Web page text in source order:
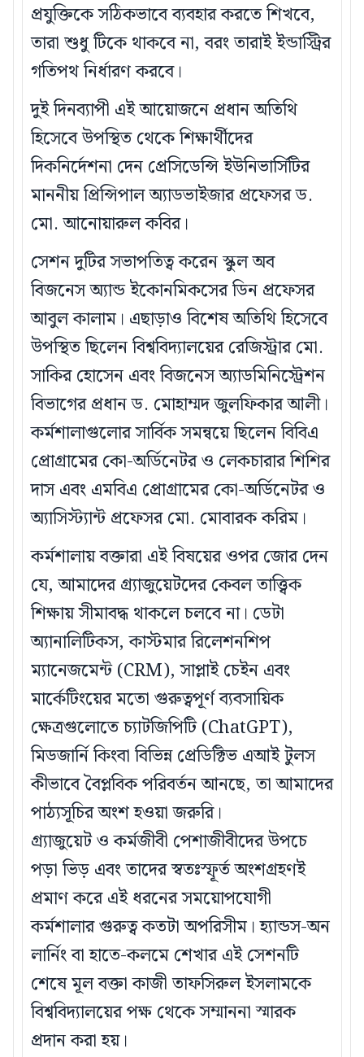
প্রযুক্তিকে সঠিকভাবে ব্যবহার করতে শিখবে,
তারা শুধু টিকে থাকবে না, বরং তারাই ইন্ডাস্ট্রির
গতিপথ নির্ধারণ করবে।
দুই দিনব্যাপী এই আয়োজনে প্রধান অতিথি
হিসেবে উপস্থিত থেকে শিক্ষার্থীদের
দিকনির্দেশনা দেন প্রেসিডেন্সি ইউনিভার্সিটির
মাননীয় প্রিন্সিপাল অ্যাডভাইজার প্রফেসর ড.
মো. আনোয়ারুল কবির।
সেশন দুটির সভাপতিত্ব করেন স্কুল অব
বিজনেস অ্যান্ড ইকোনমিকসের ডিন প্রফেসর
আবুল কালাম। এছাড়াও বিশেষ অতিথি হিসেবে
উপস্থিত ছিলেন বিশ্ববিদ্যালয়ের রেজিস্ট্রার মো.
সাকির হোসেন এবং বিজনেস অ্যাডমিনিস্ট্রেশন
বিভাগের প্রধান ড. মোহাম্মদ জুলফিকার আলী।
কর্মশালাগুলোর সার্বিক সমন্বয়ে ছিলেন বিবিএ
প্রোগ্রামের কো-অর্ডিনেটর ও লেকচারার শিশির
দাস এবং এমবিএ প্রোগ্রামের কো-অর্ডিনেটর ও
অ্যাসিস্ট্যান্ট প্রফেসর মো. মোবারক করিম।
কর্মশালায় বক্তারা এই বিষয়ের ওপর জোর দেন
যে, আমাদের গ্র্যাজুয়েটদের কেবল তাত্ত্বিক
শিক্ষায় সীমাবদ্ধ থাকলে চলবে না। ডেটা
অ্যানালিটিকস, কাস্টমার রিলেশনশিপ
ম্যানেজমেন্ট (CRM), সাপ্লাই চেইন এবং
মার্কেটিংয়ের মতো গুরুত্বপূর্ণ ব্যবসায়িক
ক্ষেত্রগুলোতে চ্যাটজিপিটি (ChatGPT),
মিডজার্নি কিংবা বিভিন্ন প্রেডিক্টিভ এআই টুলস
কীভাবে বৈপ্লবিক পরিবর্তন আনছে, তা আমাদের
পাঠ্যসূচির অংশ হওয়া জরুরি।
গ্র্যাজুয়েট ও কর্মজীবী পেশাজীবীদের উপচে
পড়া ভিড় এবং তাদের স্বতঃস্ফূর্ত অংশগ্রহণই
প্রমাণ করে এই ধরনের সময়োপযোগী
কর্মশালার গুরুত্ব কতটা অপরিসীম। হ্যান্ডস-অন
লার্নিং বা হাতে-কলমে শেখার এই সেশনটি
শেষে মূল বক্তা কাজী তাফসিরুল ইসলামকে
বিশ্ববিদ্যালয়ের পক্ষ থেকে সম্মাননা স্মারক
প্রদান করা হয়।